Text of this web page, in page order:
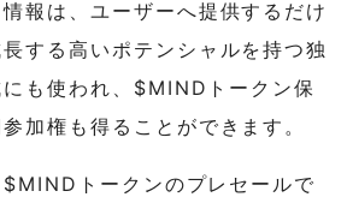
報は、ユーザーへ提供するだけ
する高いポテンシャルを持つ独
も使われ、$MINDトークン保
加権も得ることができます。
トークンのプレセールで